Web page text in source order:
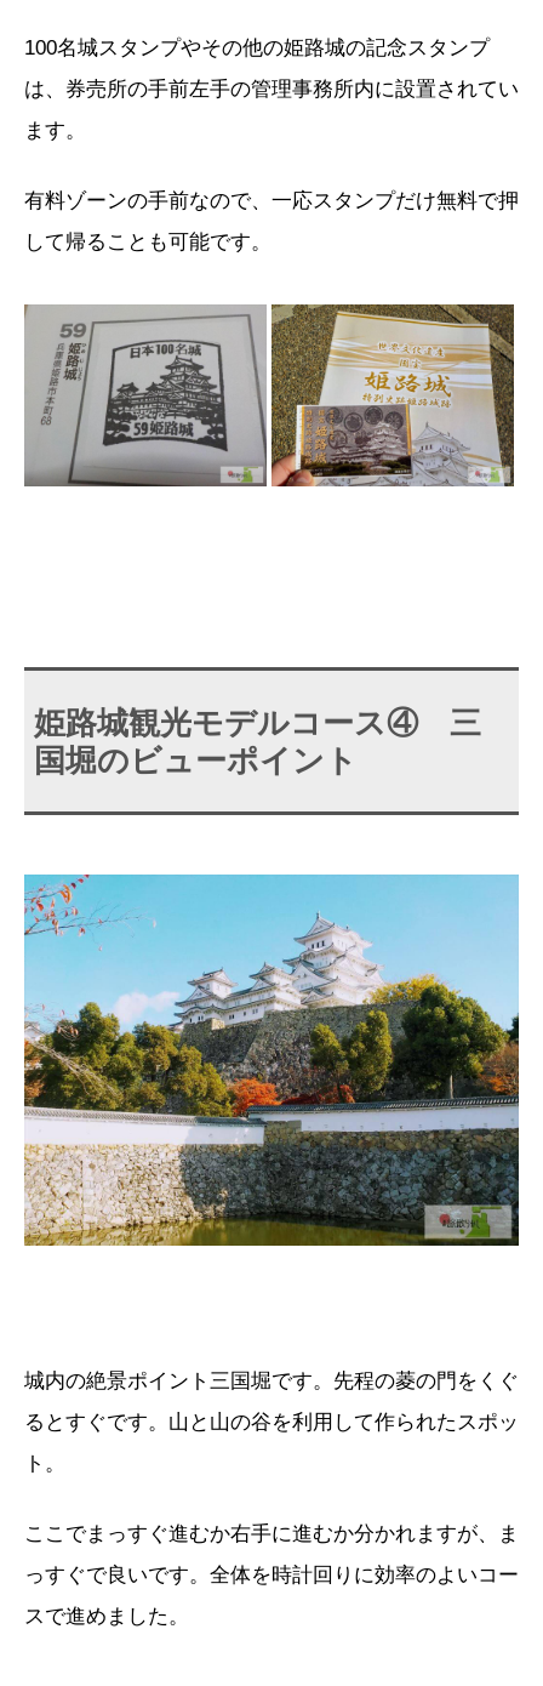
100名城スタンプやその他の姫路城の記念スタンプ
は、券売所の手前左手の管理事務所内に設置されてい
ます。
有料ゾーンの手前なので、一応スタンプだけ無料で押
して帰ることも可能です。
姫路城観光モデルコース④ 三
国堀のビューポイント
城内の絶景ポイント三国堀です。先程の菱の門をくぐ
るとすぐです。山と山の谷を利用して作られたスポッ
ト。
ここでまっすぐ進むか右手に進むか分かれますが、ま
っすぐで良いです。全体を時計回りに効率のよいコー
スで進めました。